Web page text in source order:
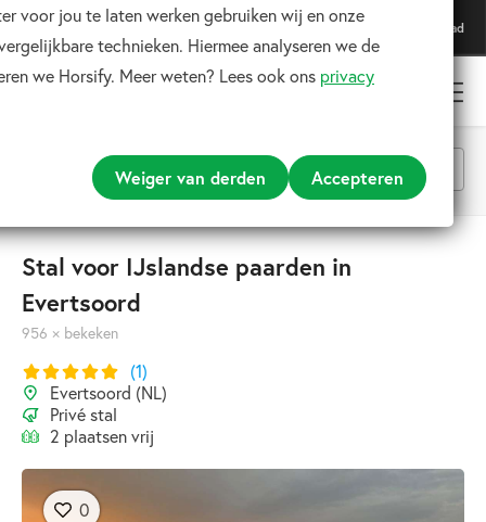
Download onze app
Voor de beste ervaring
Download
Alle categorieën
Stal voor IJslandse paarden in
Evertsoord
956 × bekeken
(1)
Evertsoord (NL)
Privé stal
2 plaatsen vrij
0
voor jou te laten werken gebruiken wij en onze
technieken. Hiermee analyseren we de
we Horsify. Meer weten? Lees ook ons privacy
Weiger van derden Accepteren